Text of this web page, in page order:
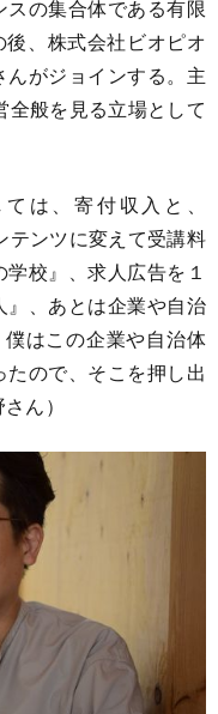
の集合体である有限
、株式会社ビオピオ
がジョインする。主
般を見る立場として
は、寄付収入と、
テンツに変えて受講料
校』、求人広告を１
、あとは企業や自治
はこの企業や自治体
ので、そこを押し出
ん）